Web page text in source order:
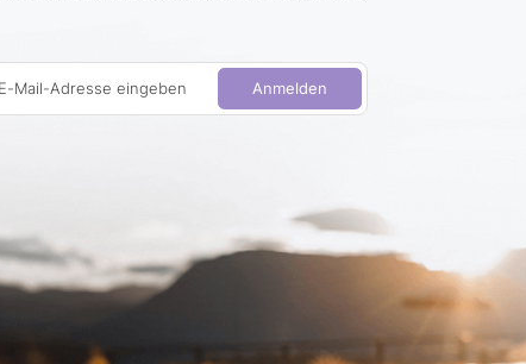
E-Mail-Adresse eingeben Anmelden